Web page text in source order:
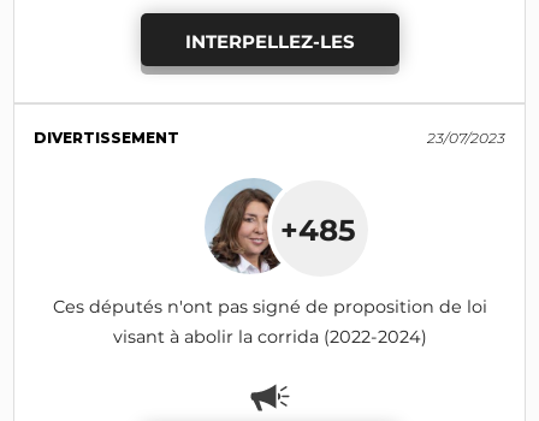
INTERPELLEZ-LES
DIVERTISSEMENT 23/07/2023
+485
Ces députés n'ont pas signé de proposition de loi
visant à abolir la corrida (2022-2024)